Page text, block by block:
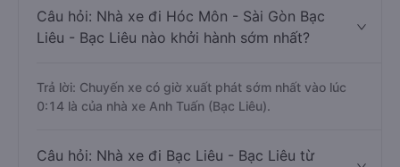
Câu hỏi: Nhà xe đi Hóc Môn - Sài Gòn Bạc
Liêu - Bạc Liêu nào khởi hành sớm nhất?
Trả lời: Chuyến xe có giờ xuất phát sớm nhất vào lúc
0:14 là của nhà xe Anh Tuấn (Bạc Liêu).
Câu hỏi: Nhà xe đi Bạc Liêu - Bạc Liêu từ